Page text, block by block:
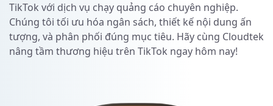
TikTok với dịch vụ chạy quảng cáo chuyên nghiệp.
Chúng tôi tối ưu hóa ngân sách, thiết kế nội dung ấn
tượng, và phân phối đúng mục tiêu. Hãy cùng Cloudtek
nâng tầm thương hiệu trên TikTok ngay hôm nay!